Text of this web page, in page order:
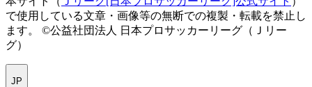
で使用している文章・画像等の無断での複製・転載を禁止し
ます。
©公益社団法人 日本プロサッカーリーグ（Ｊリー
グ）
JP